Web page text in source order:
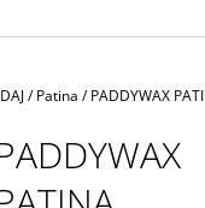
/ Patina / PADDYWAX
HERMANOS